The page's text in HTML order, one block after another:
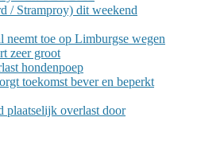
/ Stramproy) dit weekend
neemt toe op Limburgse wegen
zeer groot
hondenpoep
toekomst bever en beperkt
plaatselijk overlast door